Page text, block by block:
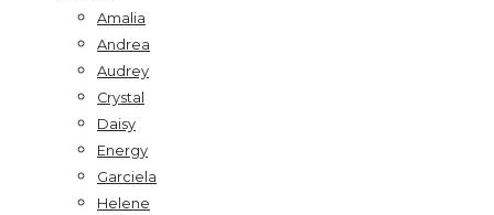
Amalia
Andrea
Audrey
Crystal
Daisy
Energy
Garciela
Helene